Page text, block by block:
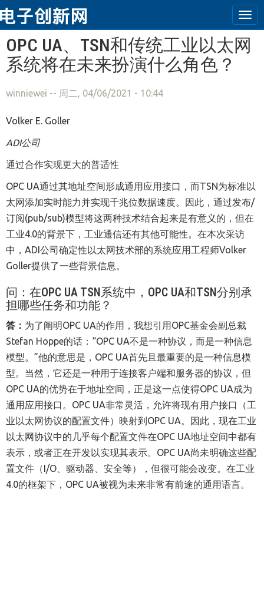
跳转到主要内容
OPC UA、TSN和传统工业以太网
系统将在未来扮演什么角色？
winniewei -- 周二, 04/06/2021 - 10:44
Volker E. Goller
ADI公司
通过合作实现更大的普适性
OPC UA通过其地址空间形成通用应用接口，而TSN为标准以
太网添加实时能力并实现千兆位数据速度。因此，通过发布/
订阅(pub/sub)模型将这两种技术结合起来是有意义的，但在
工业4.0的背景下，工业通信还有其他可能性。 在本次采访
中，ADI公司确定性以太网技术部的系统应用工程师Volker
Goller提供了一些背景信息。
问：在OPC UA TSN系统中， OPC UA和TSN分别承
担哪些任务和功能？
答： 为了阐明OPC UA的作用，我想引用OPC基金会副总裁
Stefan Hoppe的话：“OPC UA不是一种协议，而是一种信息
模型。”他的意思是，OPC UA首先且最重要的是一种信息模
型。当然，它还是一种用于连接客户端和服务器的协议，但
OPC UA的优势在于地址空间，正是这一点使得OPC UA成为
通用应用接口。OPC UA非常灵活，允许将现有用户接口（工
业以太网协议的配置文件）映射到OPC UA。因此，现在工业
以太网协议中的几乎每个配置文件在OPC UA地址空间中都有
表示，或者正在开发以实现其表示。OPC UA尚未明确这些配
置文件（I/O、驱动器、安全等），但很可能会改变。在工业
4.0的框架下，OPC UA被视为未来非常有前途的通用语言。